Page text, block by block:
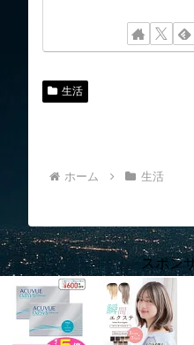
生活
ホーム 生活
スポン